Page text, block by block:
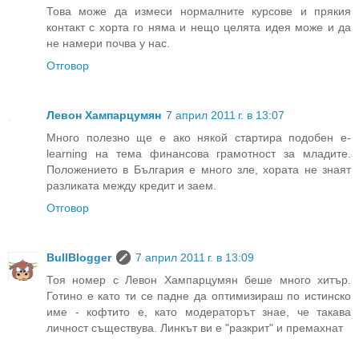
Това може да измеси нормалните курсове и прякия
контакт с хорта го няма и нещо целята идея може и да
не намери почва у нас.
Отговор
Левон Хампарцумян 7 април 2011 г. в 13:07
Много полезно ще е ако някой стартира подобен e-
learning на тема финансова грамотност за младите.
Положението в България е много зле, хората не знаят
разликата между кредит и заем.
Отговор
BullBlogger
7 април 2011 г. в 13:09
Тоя номер с Левон Хампарцумян беше много хитър.
Готино е като ти се падне да оптимизираш по истинско
име - кофтито е, като модераторът знае, че такава
личност съществува. Линкът ви е "разкрит" и премахнат